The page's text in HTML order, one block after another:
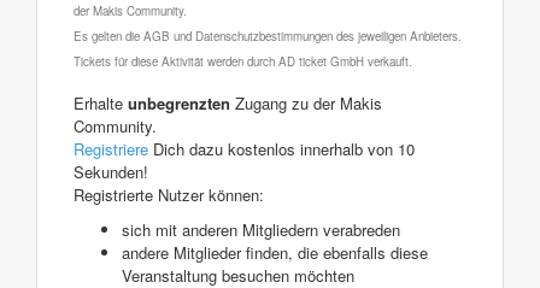
der Makis Community.
Es gelten die AGB und Datenschutzbestimmungen des jeweiligen Anbieters.
Tickets für diese Aktivität werden durch AD ticket GmbH verkauft.
Erhalte unbegrenzten Zugang zu der Makis
Community.
Registriere Dich dazu kostenlos innerhalb von 10
Sekunden!
Registrierte Nutzer können:
sich mit anderen Mitgliedern verabreden
andere Mitglieder finden, die ebenfalls diese
Veranstaltung besuchen möchten